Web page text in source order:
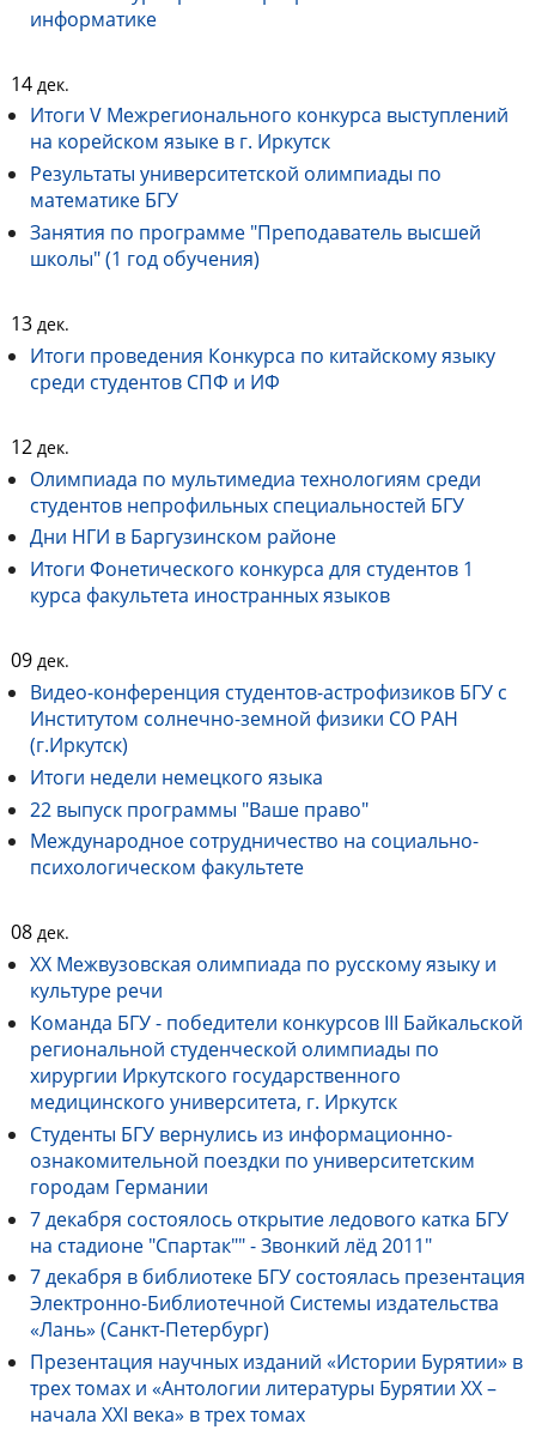
информатике
14 дек.
Итоги V Межрегионального конкурса выступлений
на корейском языке в г. Иркутск
Результаты университетской олимпиады по
математике БГУ
Занятия по программе "Преподаватель высшей
школы" (1 год обучения)
13 дек.
Итоги проведения Конкурса по китайскому языку
среди студентов СПФ и ИФ
12 дек.
Олимпиада по мультимедиа технологиям среди
студентов непрофильных специальностей БГУ
Дни НГИ в Баргузинском районе
Итоги Фонетического конкурса для студентов 1
курса факультета иностранных языков
09 дек.
Видео-конференция студентов-астрофизиков БГУ с
Институтом солнечно-земной физики СО РАН
(г.Иркутск)
Итоги недели немецкого языка
22 выпуск программы "Ваше право"
Международное сотрудничество на социально-
психологическом факультете
08 дек.
ХХ Межвузовская олимпиада по русскому языку и
культуре речи
Команда БГУ - победители конкурсов III Байкальской
региональной студенческой олимпиады по
хирургии Иркутского государственного
медицинского университета, г. Иркутск
Студенты БГУ вернулись из информационно-
ознакомительной поездки по университетским
городам Германии
7 декабря состоялось открытие ледового катка БГУ
на стадионе "Спартак"" - Звонкий лёд 2011"
7 декабря в библиотеке БГУ состоялась презентация
Электронно-Библиотечной Системы издательства
«Лань» (Санкт-Петербург)
Презентация научных изданий «Истории Бурятии» в
трех томах и «Антологии литературы Бурятии XX –
начала XXI века» в трех томах